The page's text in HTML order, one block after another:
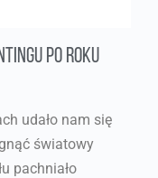
po roku
udało nam się
światowy
pachniało